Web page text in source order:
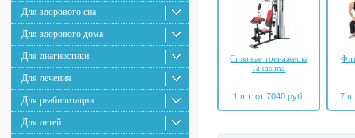
Для здорового сна
Для здорового дома
Для диагностики
Для лечения
Для реабилитации
Для детей
Силовые тренажеры
Takasima
1 шт. от 7040 руб. 7